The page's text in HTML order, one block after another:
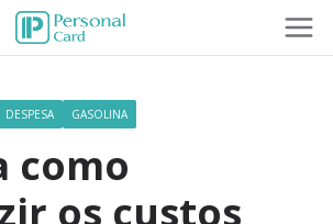
DESPESA GASOLINA
como
os custos